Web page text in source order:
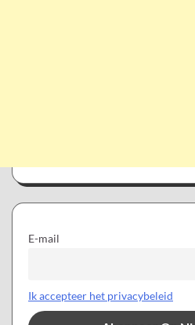
E-mail
Ik accepteer het privacybeleid